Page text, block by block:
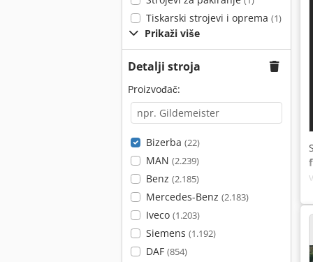
Tiskarski strojevi i oprema (1)
Prikaži više
Detalji stroja
Proizvođač:
Bizerba (22)
MAN (2.239)
Benz (2.185)
Mercedes-Benz (2.183)
Iveco (1.203)
Siemens (1.192)
DAF (854)